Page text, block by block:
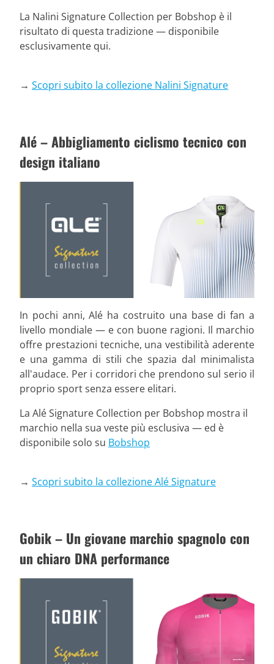
La Nalini Signature Collection per Bobshop è il
risultato di questa tradizione — disponibile
esclusivamente qui.
→ Scopri subito la collezione Nalini Signature
Alé – Abbigliamento ciclismo tecnico con
design italiano
In pochi anni, Alé ha costruito una base di fan a
livello mondiale — e con buone ragioni. Il marchio
offre prestazioni tecniche, una vestibilità aderente
e una gamma di stili che spazia dal minimalista
all'audace. Per i corridori che prendono sul serio il
proprio sport senza essere elitari.
La Alé Signature Collection per Bobshop mostra il
marchio nella sua veste più esclusiva — ed è
disponibile solo su Bobshop
→ Scopri subito la collezione Alé Signature
Gobik – Un giovane marchio spagnolo con
un chiaro DNA performance